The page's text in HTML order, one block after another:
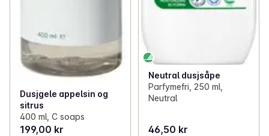
Dusjgele appelsin og
sitrus
400 ml, C soaps
199,00 kr
Neutral dusjsåpe
Parfymefri, 250 ml,
Neutral
46,50 kr